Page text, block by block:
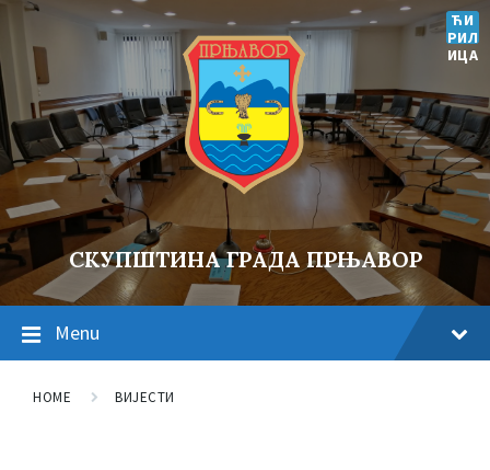
ЋИ
РИЛ
ИЦА
СКУПШТИНА ГРАДА ПРЊАВОР
Menu
HOME ВИЈЕСТИ